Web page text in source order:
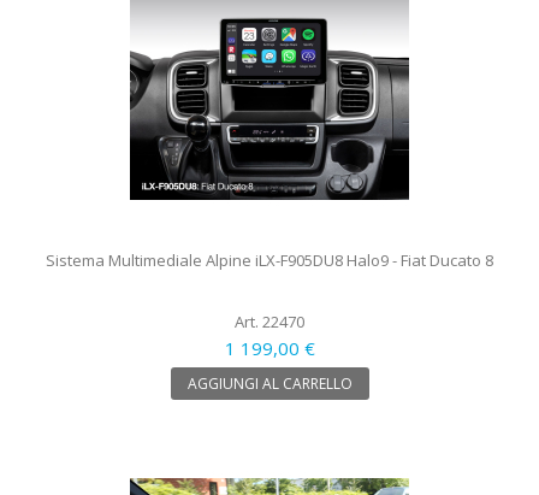
Sistema Multimediale Alpine iLX-F905DU8 Halo9 - Fiat Ducato 8
Art. 22470
1 199,00 €
AGGIUNGI AL CARRELLO